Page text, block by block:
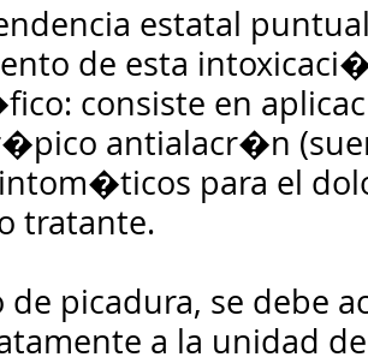
estatal
de esta
consiste en
antialacr�n
para el
tratante.
de picadura, se debe
a la unidad